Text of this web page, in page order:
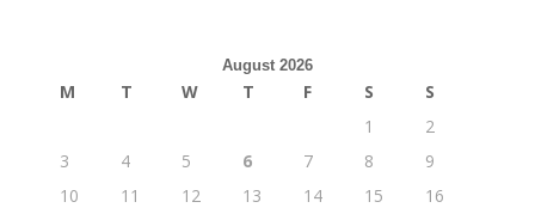
August 2026
M T W T F S
S
1
2
3
4 5 6 7 8
9
10
11 12 13 14 15
16